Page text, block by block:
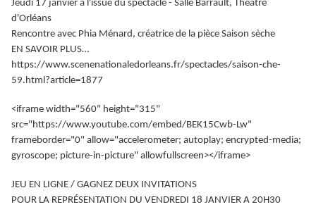
Jeudi 17 janvier à l'issue du spectacle - Salle Barrault, Théâtre
d'Orléans
Rencontre avec Phia Ménard, créatrice de la pièce Saison sèche
EN SAVOIR PLUS…
https://www.scenenationaledorleans.fr/spectacles/saison-che-
59.html?article=1877
<iframe width="560" height="315"
src="https://www.youtube.com/embed/BEK15Cwb-Lw"
frameborder="0" allow="accelerometer; autoplay; encrypted-media;
gyroscope; picture-in-picture" allowfullscreen></iframe>
JEU EN LIGNE / GAGNEZ DEUX INVITATIONS
POUR LA REPRÉSENTATION DU VENDREDI 18 JANVIER A 20H30